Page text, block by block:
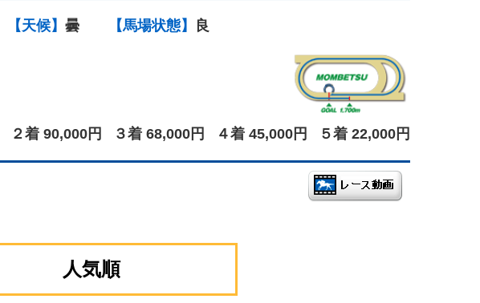
【天候】 曇 【馬場状態】 良
２着 90,000円 ３着 68,000円 ４着 45,000円 ５着 22,000円
人気順